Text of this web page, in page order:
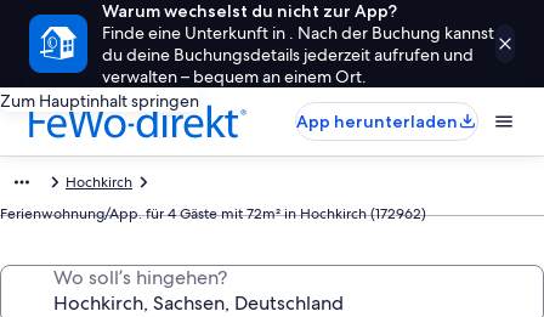
Warum wechselst du nicht zur App?
Finde eine Unterkunft in . Nach der Buchung kannst
du deine Buchungsdetails jederzeit aufrufen und
verwalten – bequem an einem Ort.
Zum Hauptinhalt springen
App herunterladen
Hochkirch
Ferienwohnung/App. für 4 Gäste mit 72m² in Hochkirch (172962)
Wo soll’s hingehen?